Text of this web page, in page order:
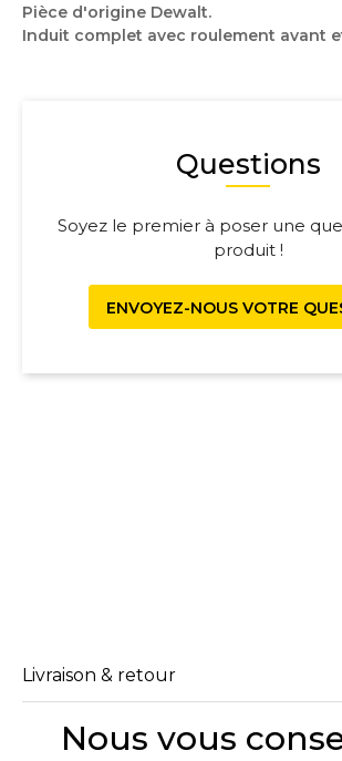
Pièce d'origine Dewalt.
Induit complet avec roulement avant
Questions
Soyez le premier à poser une
produit !
ENVOYEZ-NOUS VOTRE
Livraison & retour
Nous vous